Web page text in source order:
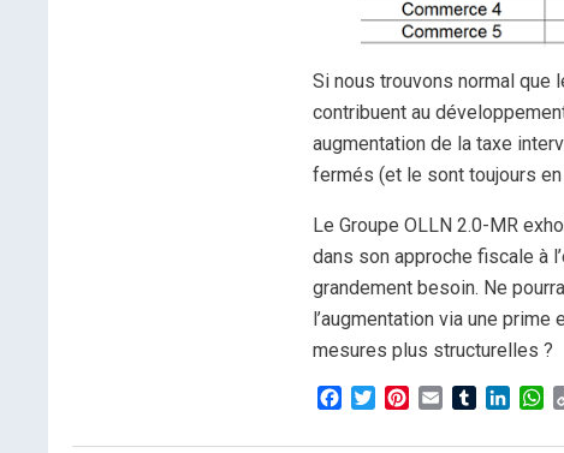
Si nous trouvons normal que
contribuent au
augmentation de la taxe
fermés (et le sont toujours en
Le Groupe OLLN 2.0-MR
dans son approche fiscale à
grandement besoin. Ne
l’augmentation via une prime
mesures plus structurelles ?
Facebook
TwitterPinterest
Email Tumblr